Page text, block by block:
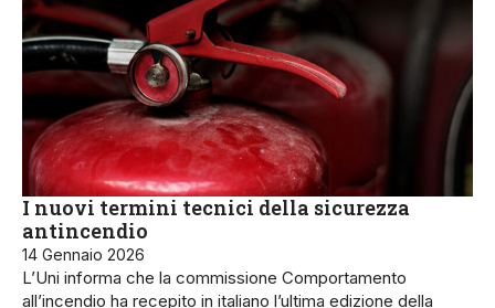
I nuovi termini tecnici della sicurezza
antincendio
14 Gennaio 2026
L’Uni informa che la commissione Comportamento
all’incendio ha recepito in italiano l’ultima edizione della